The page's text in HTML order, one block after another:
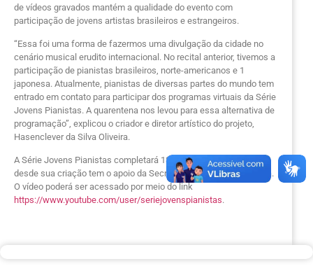
de vídeos gravados mantém a qualidade do evento com
participação de jovens artistas brasileiros e estrangeiros.
“Essa foi uma forma de fazermos uma divulgação da cidade no
cenário musical erudito internacional. No recital anterior, tivemos a
participação de pianistas brasileiros, norte-americanos e 1
japonesa. Atualmente, pianistas de diversas partes do mundo tem
entrado em contato para participar dos programas virtuais da Série
Jovens Pianistas. A quarentena nos levou para essa alternativa de
programação”, explicou o criador e diretor artístico do projeto,
Hasenclever da Silva Oliveira.
A Série Jovens Pianistas completará 18 anos em Setembro e
desde sua criação tem o apoio da Secretaria Municipal de Cultura.
O vídeo poderá ser acessado por meio do link
https://www.youtube.com/user/seriejovenspianistas.